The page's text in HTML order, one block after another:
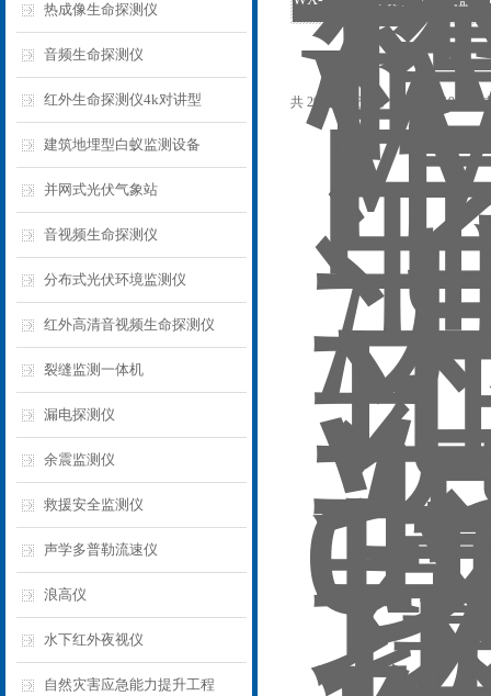
热成像生命探测仪
音频生命探测仪
红外生命探测仪4k对讲型
建筑地埋型白蚁监测设备
并网式光伏气象站
音视频生命探测仪
分布式光伏环境监测仪
红外高清音视频生命探测仪
裂缝监测一体机
漏电探测仪
余震监测仪
救援安全监测仪
声学多普勒流速仪
浪高仪
水下红外夜视仪
自然灾害应急能力提升工程
共 2959 条记录，当前 47 / 198 页